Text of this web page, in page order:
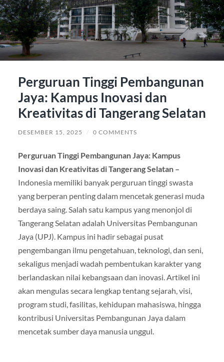
Perguruan Tinggi Pembangunan
Jaya: Kampus Inovasi dan
Kreativitas di Tangerang Selatan
DESEMBER 15, 2025 / 0 COMMENTS
Perguruan Tinggi Pembangunan Jaya: Kampus
Inovasi dan Kreativitas di Tangerang Selatan –
Indonesia memiliki banyak perguruan tinggi swasta
yang berperan penting dalam mencetak generasi muda
berdaya saing. Salah satu kampus yang menonjol di
Tangerang Selatan adalah Universitas Pembangunan
Jaya (UPJ). Kampus ini hadir sebagai pusat
pengembangan ilmu pengetahuan, teknologi, dan seni,
sekaligus menjadi wadah pembentukan karakter yang
berlandaskan nilai kebangsaan dan inovasi. Artikel ini
akan mengulas secara lengkap tentang sejarah, visi,
program studi, fasilitas, kehidupan mahasiswa, hingga
kontribusi Universitas Pembangunan Jaya dalam
mencetak sumber daya manusia unggul.